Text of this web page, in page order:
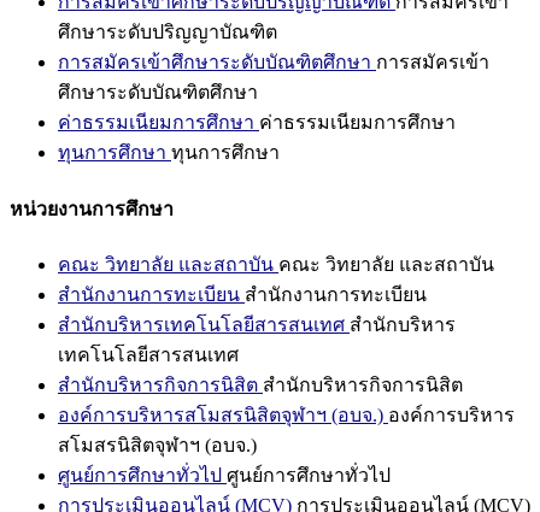
ศึกษาระดับปริญญาบัณฑิต
การสมัครเข้าศึกษาระดับบัณฑิตศึกษา การสมัครเข้า
ศึกษาระดับบัณฑิตศึกษา
ค่าธรรมเนียมการศึกษา ค่าธรรมเนียมการศึกษา
ทุนการศึกษา ทุนการศึกษา
หน่วยงานการศึกษา
คณะ วิทยาลัย และสถาบัน คณะ วิทยาลัย และสถาบัน
สำนักงานการทะเบียน สำนักงานการทะเบียน
สำนักบริหารเทคโนโลยีสารสนเทศ สำนักบริหาร
เทคโนโลยีสารสนเทศ
สำนักบริหารกิจการนิสิต สำนักบริหารกิจการนิสิต
องค์การบริหารสโมสรนิสิตจุฬาฯ (อบจ.) องค์การบริหาร
สโมสรนิสิตจุฬาฯ (อบจ.)
ศูนย์การศึกษาทั่วไป ศูนย์การศึกษาทั่วไป
การประเมินออนไลน์ (MCV) การประเมินออนไลน์ (MCV)